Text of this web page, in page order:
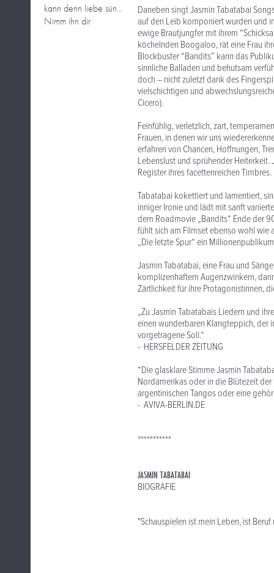
kann denn liebe sünde sein
Nimm ihn dir
Daneben singt Jasmin Tabatabai
auf den Leib komponiert wurden und
ewige Brautjungfer mit ihrem
köchelnden Boogaloo, rät eine Frau
Blockbuster “Bandits” kann das
sinnliche Balladen und behutsam
doch – nicht zuletzt dank des
vielschichtigen und
Cicero).
Feinfühlig, verletzlich, zart,
Frauen, in denen wir uns
erfahren von Chancen, Hoffnungen,
Lebenslust und sprühender
Register ihres facettenreichen Timbres.
Tabatabai kokettiert und lamentiert,
inniger Ironie und lädt mit sanft
dem Roadmovie „Bandits“ Ende der
fühlt sich am Filmset ebenso wohl wie
„Die letzte Spur“ ein
Jasmin Tabatabai, eine Frau und
komplizenhaftem Augenzwinkern,
Zärtlichkeit für ihre Protagonistinnen,
„Zu Jasmin Tabatabais Liedern und
einen wunderbaren Klangteppich, der
vorgetragene Soli.“
- HERSFELDER ZEITUNG
“Die glasklare Stimme Jasmin
Nordamerikas oder in die Blütezeit
argentinischen Tangos oder eine
- AVIVA-BERLIN.DE
***********
JASMIN TABATABAI
BIOGRAFIE
"Schauspielen ist mein Leben, ist